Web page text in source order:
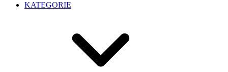
KATEGORIE